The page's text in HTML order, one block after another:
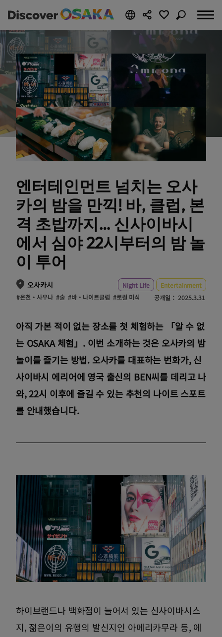
엔터테인먼트 넘치는 오사
카의 밤을 만끽! 바, 클럽, 본
격 초밥까지… 신사이바시
에서 심야 22시부터의 밤 놀
이 투어
오사카시 Night Life
Entertainment
#온천・사우나 #술 #바・나이트클럽 #로컬 미식 공개일： 2025.3.31
아직 가본 적이 없는 장소를 첫 체험하는 「알 수 없
는 OSAKA 체험」. 이번 소개하는 것은 오사카의 밤
놀이를 즐기는 방법. 오사카를 대표하는 번화가, 신
사이바시 에리어에 영국 출신의 BEN씨를 데리고 나
와, 22시 이후에 즐길 수 있는 추천의 나이트 스포트
를 안내했습니다.
하이브랜드나 백화점이 늘어서 있는 신사이바시스
지, 젊은이의 유행의 발신지인 아메리카무라 등, 에